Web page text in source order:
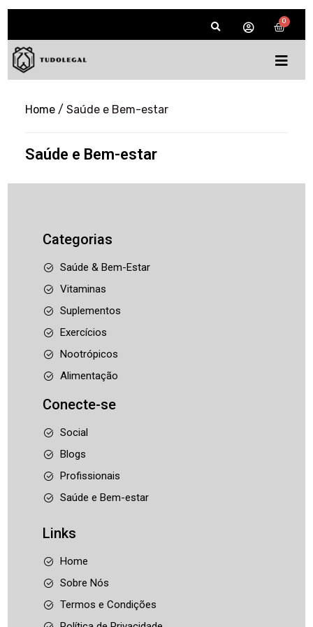
Home/ Saúde e Bem-estar
Saúde e Bem-estar
Categorias
Saúde & Bem-Estar
Vitaminas
Suplementos
Exercícios
Nootrópicos
Alimentação
Conecte-se
Social
Blogs
Profissionais
Saúde e Bem-estar
Links
Home
Sobre Nós
Termos e Condições